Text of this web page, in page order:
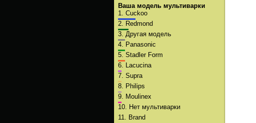
Ваша модель мультиварки
1. Cuckoo
2.
Redmond
3. Другая модель
4.
Panasonic
5. Stadler Form
6.
Lacucina
7. Supra
8.
Philips
9.
Moulinex
10.
Нет мультиварки
11.
Brand